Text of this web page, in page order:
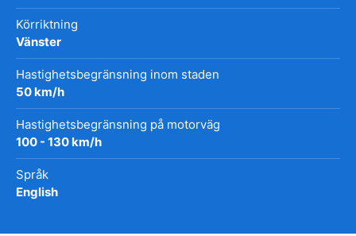
Körriktning
Vänster
Hastighetsbegränsning inom staden
50 km/h
Hastighetsbegränsning på motorväg
100 - 130 km/h
Språk
English